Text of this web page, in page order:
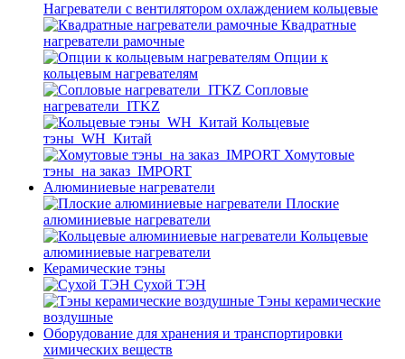
Нагреватели с вентилятором охлаждением кольцевые
Квадратные
нагреватели рамочные
Опции к
кольцевым нагревателям
Cопловые
нагреватели_ITKZ
Кольцевые
тэны_WH_Китай
Хомутовые
тэны_на заказ_IMPORT
Алюминиевые нагреватели
Плоские
алюминиевые нагреватели
Кольцевые
алюминиевые нагреватели
Керамические тэны
Сухой ТЭН
Тэны керамические
воздушные
Оборудование для хранения и транспортировки
химических веществ